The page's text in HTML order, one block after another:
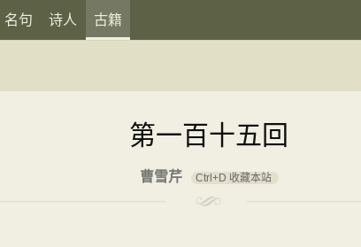
名句 诗人 古籍
第一百十五回
曹雪芹 Ctrl+D 收藏本站